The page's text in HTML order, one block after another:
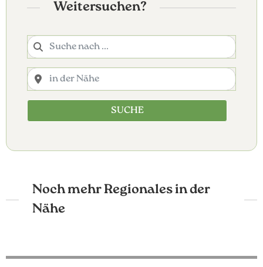
Weitersuchen?
SUCHE
Noch mehr Regionales in der
Nähe